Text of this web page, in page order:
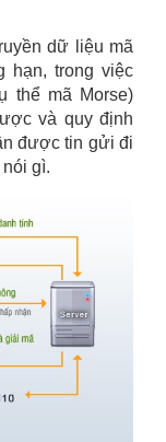
dữ liệu mã
hạn, trong việc
thể mã Morse)
và quy định
được tin gửi đi
gì.